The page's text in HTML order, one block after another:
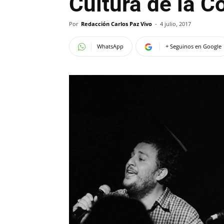
Por Redacción Carlos Paz Vivo - 4 julio, 2017
WhatsApp + Seguinos en Google